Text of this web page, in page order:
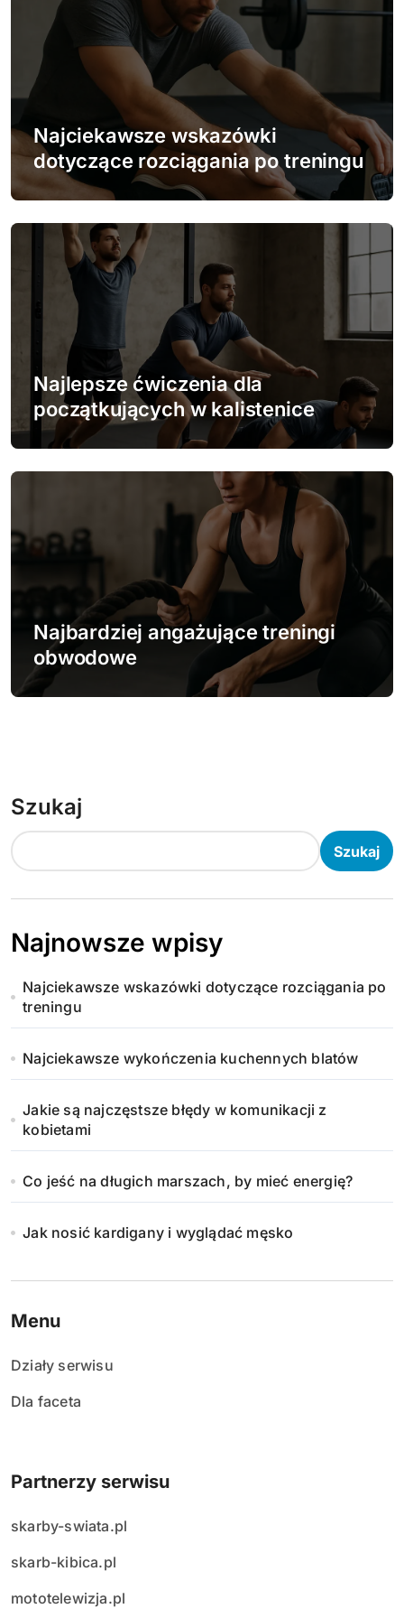
a
w
p
i
Najciekawsze wskazówki
dotyczące rozciągania po treningu
Najlepsze ćwiczenia dla
początkujących w kalistenice
Najbardziej angażujące treningi
obwodowe
Szukaj
Szukaj
Najnowsze wpisy
Najciekawsze wskazówki dotyczące rozciągania po
treningu
Najciekawsze wykończenia kuchennych blatów
Jakie są najczęstsze błędy w komunikacji z
kobietami
Co jeść na długich marszach, by mieć energię?
Jak nosić kardigany i wyglądać męsko
Menu
Działy serwisu
Dla faceta
Partnerzy serwisu
skarby-swiata.pl
skarb-kibica.pl
mototelewizja.pl